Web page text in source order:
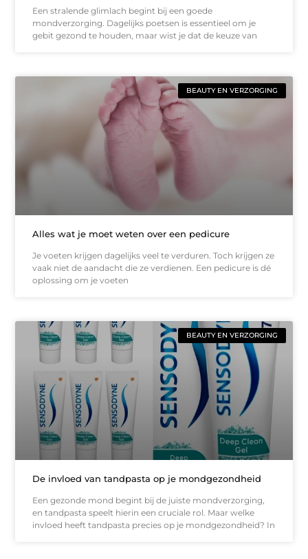
Een stralende glimlach begint bij een goede
mondverzorging. Dagelijks poetsen is essentieel om je
gebit gezond te houden, maar wist je dat de keuze van
BEAUTY EN VERZORGING
Alles wat je moet weten over een pedicure
Je voeten krijgen dagelijks veel te verduren. Toch krijgen ze
vaak niet de aandacht die ze verdienen. Een pedicure is dé
oplossing om je voeten
BEAUTY EN VERZORGING
De invloed van tandpasta op je mondgezondheid
Een gezonde mond begint bij de juiste mondverzorging,
en tandpasta speelt hierin een cruciale rol. Maar welke
invloed heeft tandpasta precies op je mondgezondheid? In